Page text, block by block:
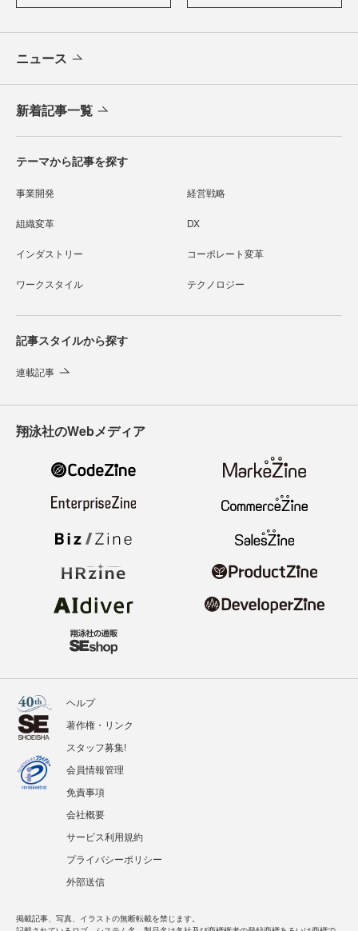
ニュース
新着記事一覧
テーマから記事を探す
事業開発 経営戦略
組織変革 DX
インダストリー コーポレート変革
ワークスタイル テクノロジー
記事スタイルから探す
連載記事
翔泳社のWebメディア
ヘルプ
著作権・リンク
スタッフ募集!
会員情報管理
免責事項
会社概要
サービス利用規約
プライバシーポリシー
外部送信
掲載記事、写真、イラストの無断転載を禁じます。